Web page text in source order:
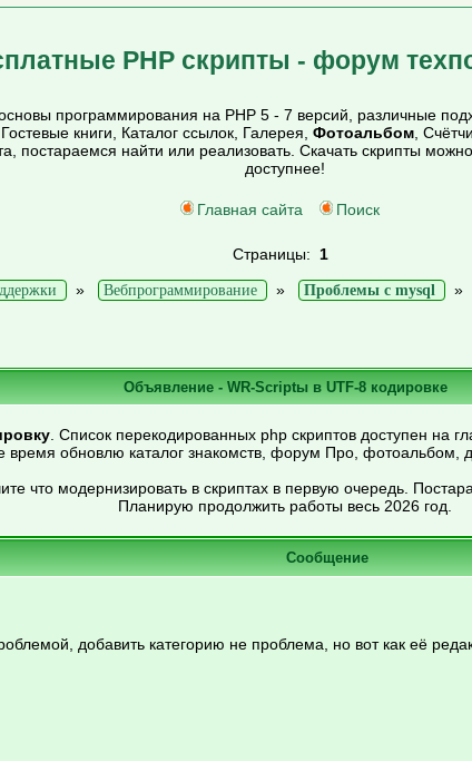
PHP скрипты - форум
программирования на PHP 5 - 7 версий, различные
, Гостевые книги, Каталог ссылок, Галерея, Фотоальбом,
постараемся найти или реализовать. Скачать скрипты
доступнее!
Главная сайта Поиск
Страницы: 1
» Вебпрограммирование » Проблемы с mysql »
Объявление - WR-Scriptы в UTF-8 кодировке
. Список перекодированных php скриптов доступен на
время обновлю каталог знакомств, форум Про, фотоальбом,
что модернизировать в скриптах в первую очередь.
Планирую продолжить работы весь 2026 год.
Сообщение
добавить категорию не проблема, но вот как её